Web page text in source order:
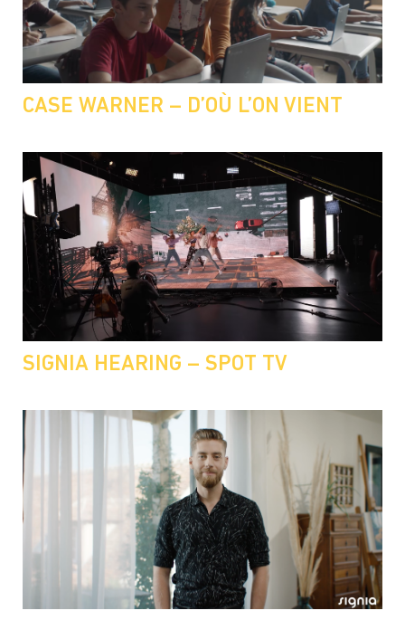
CASE WARNER – D’OÙ L’ON VIENT
SIGNIA HEARING – SPOT TV